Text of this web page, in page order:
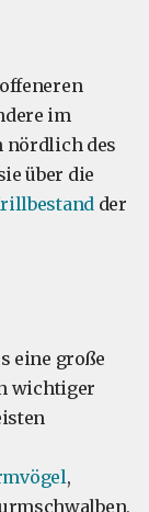
im
nördlich des
über die
der
eine große
wichtiger
,